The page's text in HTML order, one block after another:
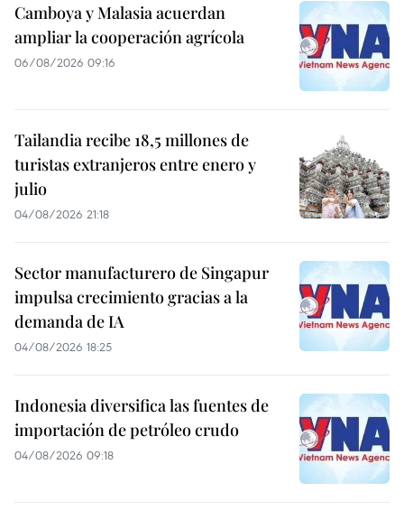
Camboya y Malasia acuerdan
ampliar la cooperación agrícola
06/08/2026 09:16
Tailandia recibe 18,5 millones de
turistas extranjeros entre enero y
julio
04/08/2026 21:18
Sector manufacturero de Singapur
impulsa crecimiento gracias a la
demanda de IA
04/08/2026 18:25
Indonesia diversifica las fuentes de
importación de petróleo crudo
04/08/2026 09:18